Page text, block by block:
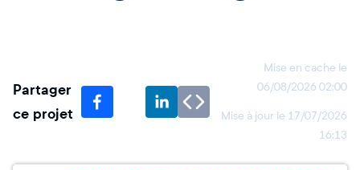
Partager
ce projet
Mise en cache le
06/08/2026 02:00
Mise à jour le 17/07/2026
16:13